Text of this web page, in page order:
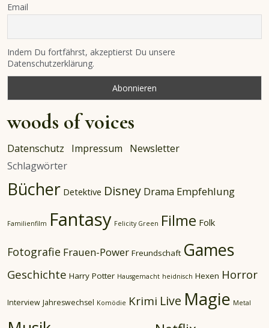
Email
Indem Du fortfährst, akzeptierst Du unsere
Datenschutzerklärung.
woods of voices
Datenschutz Impressum
Newsletter
Schlagwörter
Bücher Detektive Disney Drama Empfehlung
Familienfilm Fantasy Felicity Green Filme Folk
Fotografie Frauen-Power Freundschaft Games
Geschichte Harry Potter Hausgemacht heidnisch Hexen Horror
Interview Jahreswechsel Komödie Krimi Live Magie Metal